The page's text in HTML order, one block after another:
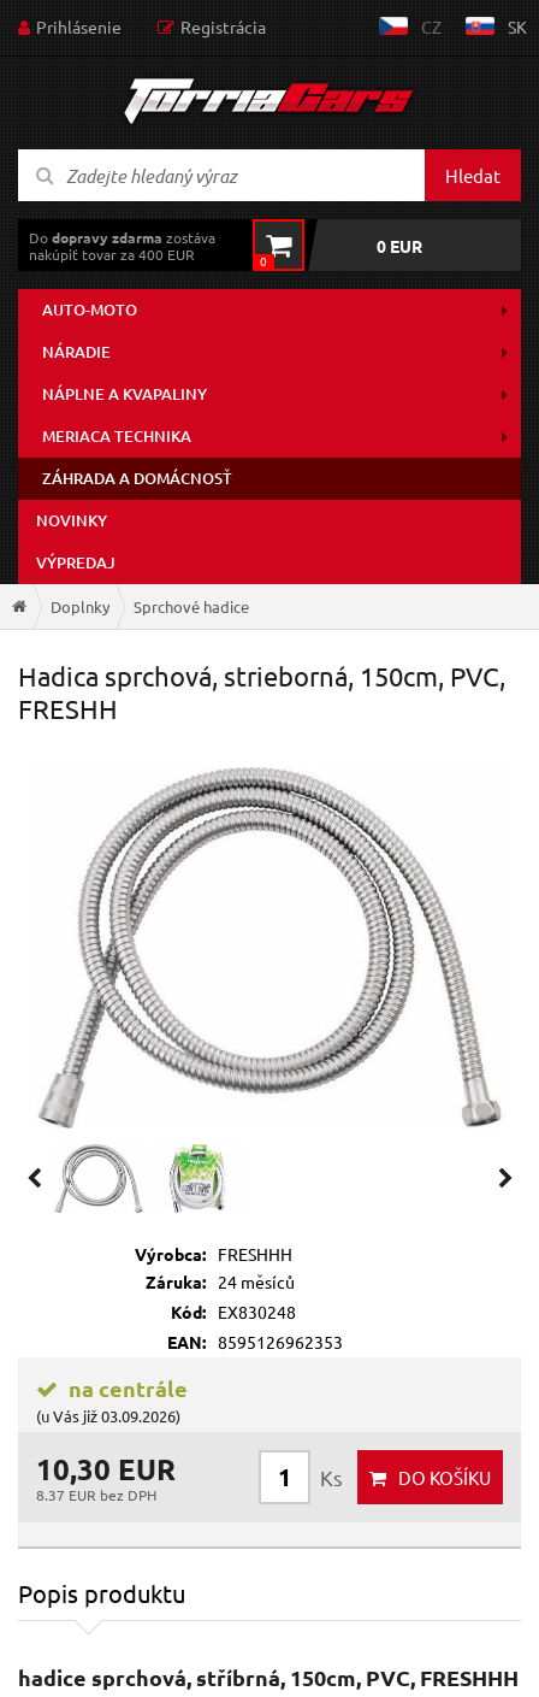
Prihlásenie Registrácia CZ SK
Hledat
Dodopravy zdarma zostáva
nakúpiť tovar za 400 EUR
0
0 EUR
AUTO-MOTO
NÁRADIE
NÁPLNE A KVAPALINY
MERIACA TECHNIKA
ZÁHRADA A DOMÁCNOSŤ
NOVINKY
VÝPREDAJ
Doplnky Sprchové hadice
Hadica sprchová, strieborná, 150cm, PVC,
FRESHH
Výrobca:
FRESHHH
Záruka:
24 měsíců
Kód:
EX830248
EAN: 8595126962353
na centrále
(u Vás již 03.09.2026)
10,30 EUR
8.37 EUR bez DPH
Ks DO KOŠÍKU
Popis produktu
hadice sprchová, stříbrná, 150cm, PVC, FRESHHH